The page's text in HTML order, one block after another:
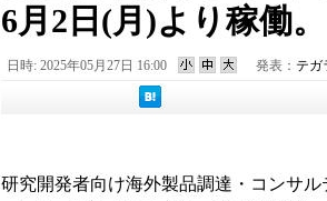
6月2日(月)より稼働。
日時: 2025年05月27日 16:00 発表： テガ
研究開発者向け海外製品調達・コンサル